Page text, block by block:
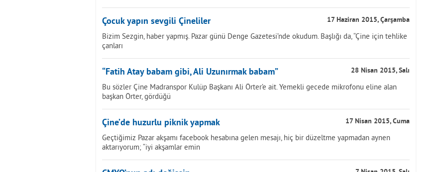
Çocuk yapın sevgili Çineliler 17 Haziran 2015, Çarşamba
Bizim Sezgin, haber yapmış. Pazar günü Denge Gazetesi’nde okudum. Başlığı da, “Çine için tehlike
çanları
“Fatih Atay babam gibi, Ali Uzunırmak babam” 28 Nisan 2015, Salı
Bu sözler Çine Madranspor Kulüp Başkanı Ali Örter’e ait. Yemekli gecede mikrofonu eline alan
başkan Örter, gördüğü
Çine’de huzurlu piknik yapmak 17 Nisan 2015, Cuma
Geçtiğimiz Pazar akşamı facebook hesabına gelen mesajı, hiç bir düzeltme yapmadan aynen
aktarıyorum; “iyi akşamlar emin